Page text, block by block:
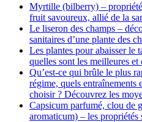
Myrtille (bilberry) –
fruit savoureux, allié de la
Le liseron des champs –
sanitaires d’une plante des
Les plantes pour abaisser le
quelles sont les meilleures
Qu’est-ce qui brûle le plus
régime, quels entraînements
choisir ? Découvrez les
Capsicum parfumé, clou de
aromaticum) – les propriétés